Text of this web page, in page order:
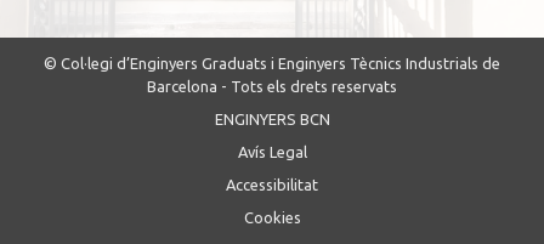
© Col·legi d’Enginyers Graduats i Enginyers Tècnics Industrials de
Barcelona - Tots els drets reservats
ENGINYERS BCN
Avís Legal
Accessibilitat
Cookies